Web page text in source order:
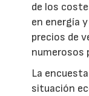
de los
en energía
precios de
numerosos
La
situación